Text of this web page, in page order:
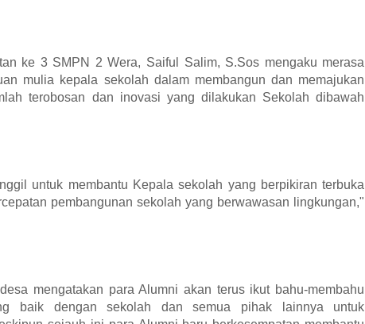
ke 3 SMPN 2 Wera, Saiful Salim, S.Sos mengaku merasa
mulia kepala sekolah dalam membangun dan memajukan
terobosan dan inovasi yang dilakukan Sekolah dibawah
untuk membantu Kepala sekolah yang berpikiran terbuka
pembangunan sekolah yang berwawasan lingkungan,"
mengatakan para Alumni akan terus ikut bahu-membahu
baik dengan sekolah dan semua pihak lainnya untuk